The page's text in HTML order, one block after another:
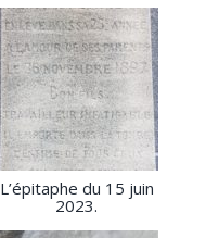
L’épitaphe du 15 juin
2023.